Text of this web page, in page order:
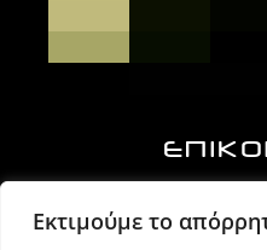
Εκτιμούμε το